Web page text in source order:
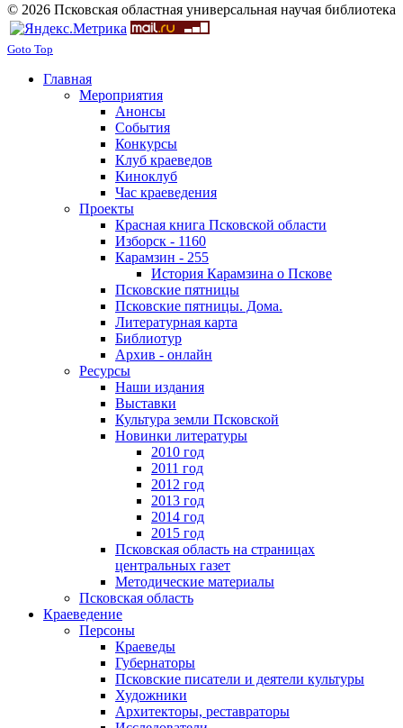
© 2026 Псковская областная универсальная научая библиотека
Goto Top
Главная
Мероприятия
Анонсы
События
Конкурсы
Клуб краеведов
Киноклуб
Час краеведения
Проекты
Красная книга Псковской области
Изборск - 1160
Карамзин - 255
История Карамзина о Пскове
Псковские пятницы
Псковские пятницы. Дома.
Литературная карта
Библиотур
Архив - онлайн
Ресурсы
Наши издания
Выставки
Культура земли Псковской
Новинки литературы
2010 год
2011 год
2012 год
2013 год
2014 год
2015 год
Псковская область на страницах
центральных газет
Методические материалы
Псковская область
Краеведение
Персоны
Краеведы
Губернаторы
Псковские писатели и деятели культуры
Художники
Архитекторы, реставраторы